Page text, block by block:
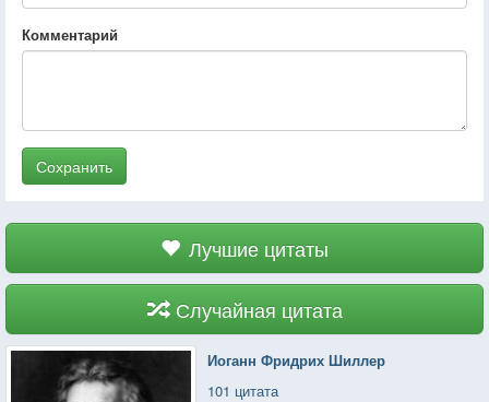
Комментарий
Сохранить
Лучшие цитаты
Случайная цитата
Иоганн Фридрих Шиллер
101 цитата